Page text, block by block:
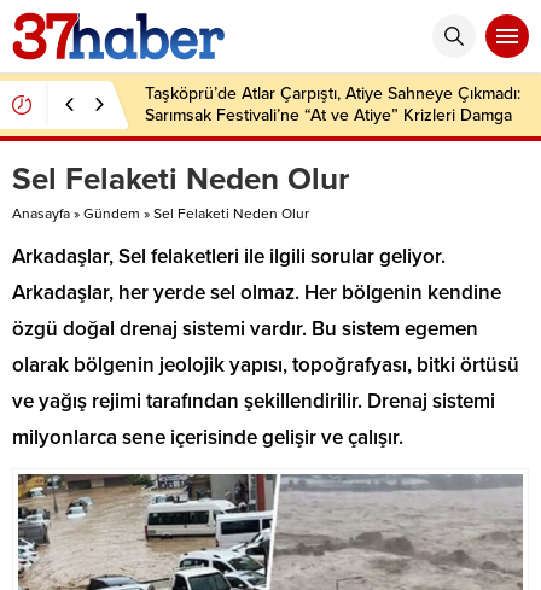
Taşköprü’de Atlar Çarpıştı, Atiye Sahneye Çıkmadı:
Sarımsak Festivali’ne “At ve Atiye” Krizleri Damga
Vurdu!
Sel Felaketi Neden Olur
Anasayfa » Gündem » Sel Felaketi Neden Olur
Arkadaşlar, Sel felaketleri ile ilgili sorular geliyor.
Arkadaşlar, her yerde sel olmaz. Her bölgenin kendine
özgü doğal drenaj sistemi vardır. Bu sistem egemen
olarak bölgenin jeolojik yapısı, topoğrafyası, bitki örtüsü
ve yağış rejimi tarafından şekillendirilir. Drenaj sistemi
milyonlarca sene içerisinde gelişir ve çalışır.